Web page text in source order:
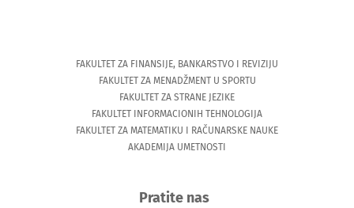
FAKULTET ZA FINANSIJE, BANKARSTVO I REVIZIJU
FAKULTET ZA MENADŽMENT U SPORTU
FAKULTET ZA STRANE JEZIKE
FAKULTET INFORMACIONIH TEHNOLOGIJA
FAKULTET ZA MATEMATIKU I RAČUNARSKE NAUKE
AKADEMIJA UMETNOSTI
Pratite nas